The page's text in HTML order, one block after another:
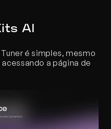
AI
é simples, mesmo
a página de